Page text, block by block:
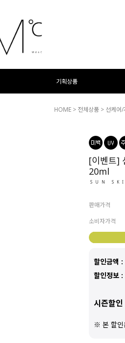
기획상품
HOME > 전체상품 > 선케어
[이벤트]
20ml
SUN
판매가격
소비자가격
할인금액 :
할인정보 :
시즌할
※ 본 할인